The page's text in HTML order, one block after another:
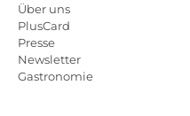
Über uns
PlusCard
Presse
Newsletter
Gastronomie